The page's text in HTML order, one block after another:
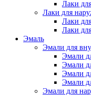
Лаки
Лаки для
Лаки
Лаки
Эмаль
Эмали для
Эмали
Эмали
Эмали
Эмали
Эмали для